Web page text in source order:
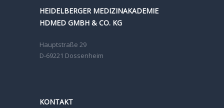
HEIDELBERGER MEDIZINAKADEMIE
HDMED GMBH & CO. KG
Hauptstraße 29
D-69221 Dossenheim
KONTAKT